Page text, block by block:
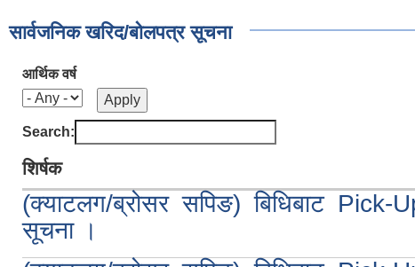
सार्वजनिक खरिद/बोलपत्र सूचना
आर्थिक वर्ष
Search:
शिर्षक
(क्याटलग/ब्रोसर सपिङ) बिधिबाट
सूचना ।